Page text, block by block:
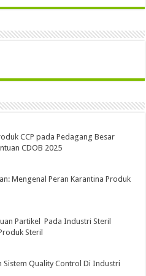
CCP pada Pedagang Besar
CDOB 2025
Mengenal Peran Karantina Produk
Partikel Pada Industri Steril
Steril
Quality Control Di Industri